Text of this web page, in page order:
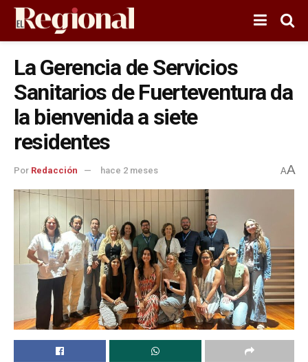
La Gerencia de Servicios
Sanitarios de Fuerteventura da
la bienvenida a siete
residentes
Por Redacción hace 2 meses AA